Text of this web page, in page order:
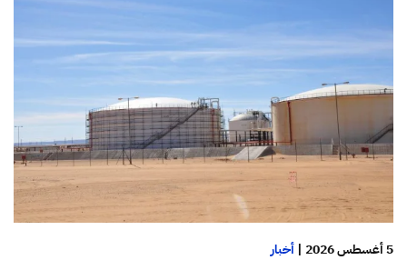
5 أغسطس 2026 | أخبار